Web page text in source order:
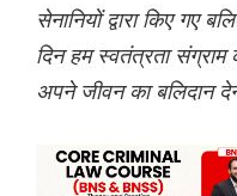
सेनानियों द्वारा किए गए
दिन हम स्वतंत्रता
अपने जीवन का बलिदान